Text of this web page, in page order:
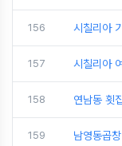
156 시칠리아
157 시칠리아
158 연남동 횟
159 남영동곱